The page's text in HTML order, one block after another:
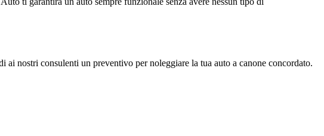
nostri consulenti un preventivo per noleggiare la tua auto a canone concordato.